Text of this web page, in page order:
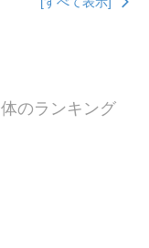
のランキング